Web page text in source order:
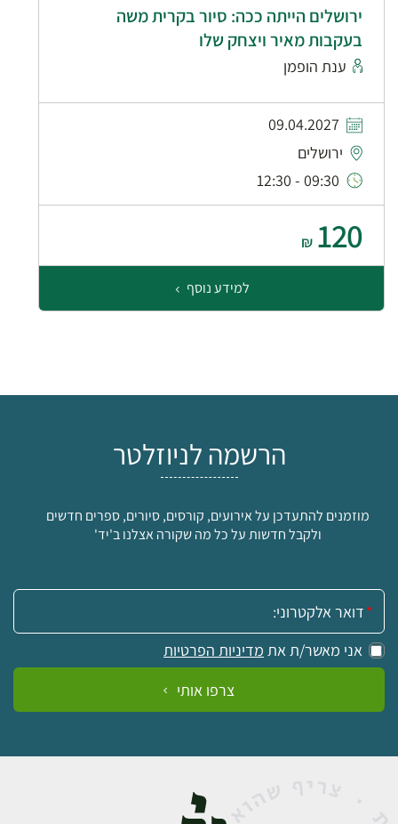
ירושלים הייתה ככה: סיור בקרית משה
בעקבות מאיר ויצחק שלו
ענת הופמן
09.04.2027
ירושלים
09:30 - 12:30
120
₪
למידע נוסף
הרשמה לניוזלטר
מוזמנים להתעדכן על אירועים, קורסים, סיורים, ספרים חדשים
ולקבל חדשות על כל מה שקורה אצלנו ב'יד'
אימייל:
אני מאשר/ת את מדיניות הפרטיות
צרפו אותי